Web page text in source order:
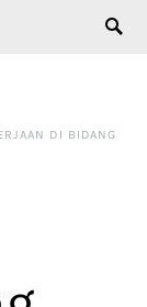
DI BIDANG